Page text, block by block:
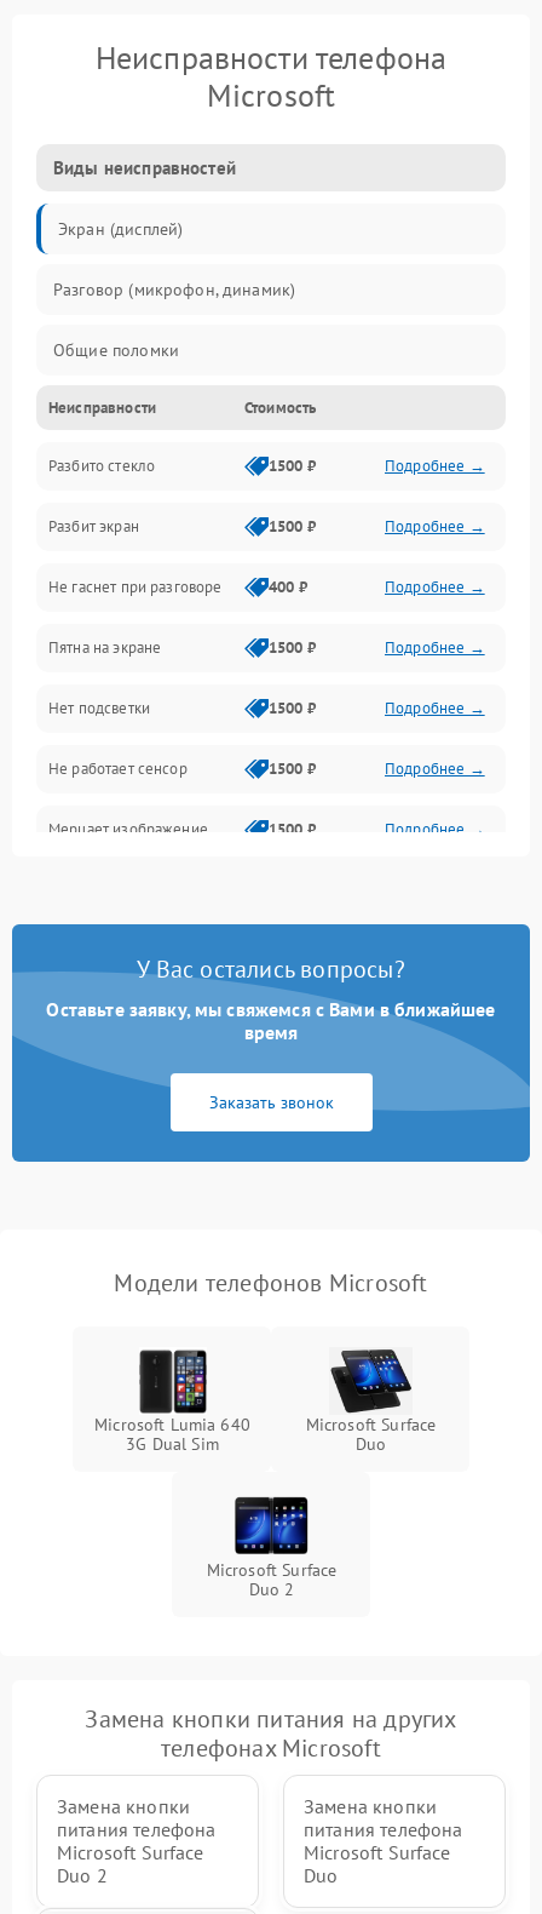
Неисправности телефона
Microsoft
Виды неисправностей
Экран (дисплей)
Разговор (микрофон, динамик)
Общие поломки
Проблемы связи
Камеры
Проблемы с дисплеем и сенсором
Зарядка
Проблемы с питанием, зарядкой и аккумулятором
Проблемы с работой системы, корпусом и другие
Неисправности Стоимость
Разбито стекло 1500 ₽ Подробнее →
Разбит экран 1500 ₽ Подробнее →
Не гаснет при разговоре 400 ₽ Подробнее →
Пятна на экране 1500 ₽ Подробнее →
Нет подсветки 1500 ₽ Подробнее →
Не работает сенсор 1500 ₽ Подробнее →
Мерцает изображение 1500 ₽ Подробнее →
У Вас остались вопросы?
Оставьте заявку, мы свяжемся с Вами в ближайшее
время
Заказать звонок
Модели телефонов Microsoft
Microsoft Lumia 640
3G Dual Sim
Microsoft Surface
Duo
Microsoft Surface
Duo 2
Замена кнопки питания на других
телефонах Microsoft
Замена кнопки
питания телефона
Microsoft Surface
Duo 2
Замена кнопки
питания телефона
Microsoft Surface
Duo